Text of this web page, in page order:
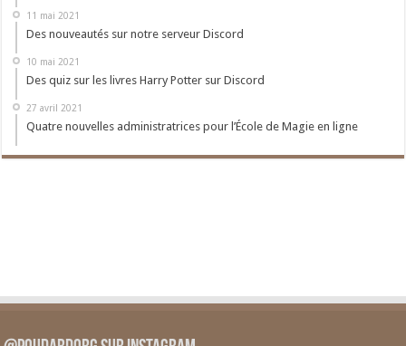
11 mai 2021
Des nouveautés sur notre serveur Discord
10 mai 2021
Des quiz sur les livres Harry Potter sur Discord
27 avril 2021
Quatre nouvelles administratrices pour l’École de Magie en ligne